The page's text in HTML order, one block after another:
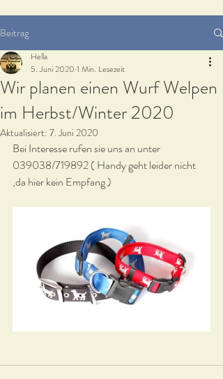
Beitrag
Wir planen einen Wurf Welpen
im Herbst/Winter 2020
Hella
5. Juni 2020 1 Min. Lesezeit
Aktualisiert: 7. Juni 2020
Bei Interesse rufen sie uns an unter
039038/719892 ( Handy geht leider nicht
,da hier kein Empfang )